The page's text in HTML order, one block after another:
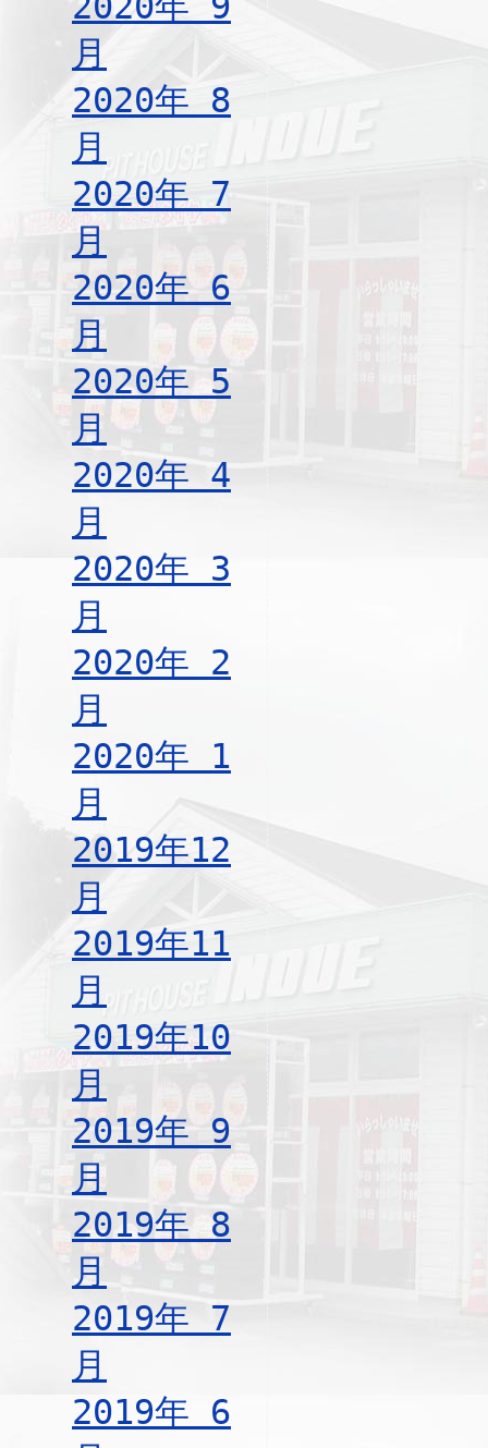
月
2020年 8
月
2020年 7
月
2020年 6
月
2020年 5
月
2020年 4
月
2020年 3
月
2020年 2
月
2020年 1
月
2019年12
月
2019年11
月
2019年10
月
2019年 9
月
2019年 8
月
2019年 7
月
2019年 6